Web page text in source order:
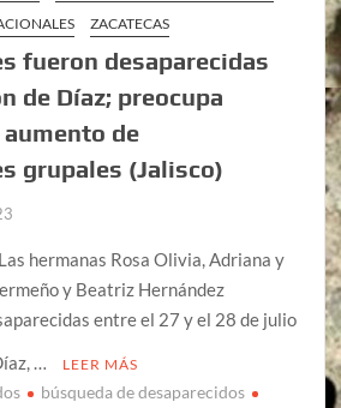
ZACATECAS
fueron desaparecidas
de Díaz; preocupa
de
grupales (Jalisco)
hermanas Rosa Olivia, Adriana y
y Beatriz Hernández
entre el 27 y el 28 de julio
…
LEER MÁS
búsqueda de desaparecidos